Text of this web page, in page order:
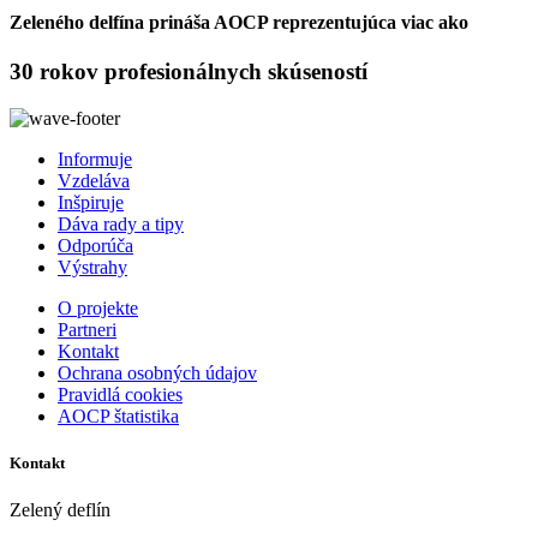
Zeleného delfína prináša AOCP reprezentujúca viac ako
30 rokov profesionálnych skúseností
Informuje
Vzdeláva
Inšpiruje
Dáva rady a tipy
Odporúča
Výstrahy
O projekte
Partneri
Kontakt
Ochrana osobných údajov
Pravidlá cookies
AOCP štatistika
Kontakt
Zelený deflín